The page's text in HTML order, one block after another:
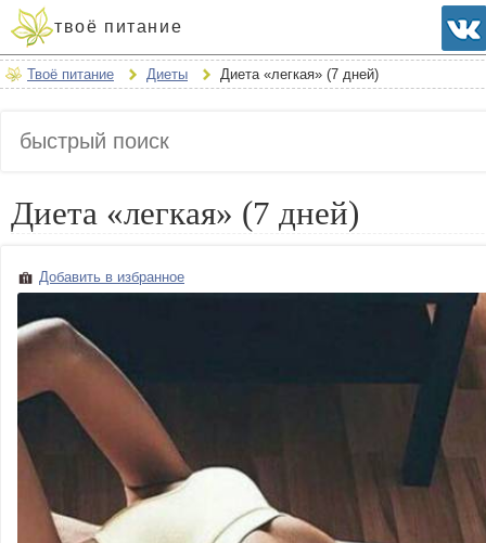
твоё питание
Твоё питание Диеты Диета «легкая» (7 дней)
Диета «легкая» (7 дней)
Добавить в избранное